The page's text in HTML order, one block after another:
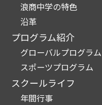
浪商中学の特色
沿革
プログラム紹介
グローバルプログラム
スポーツプログラム
スクールライフ
年間行事